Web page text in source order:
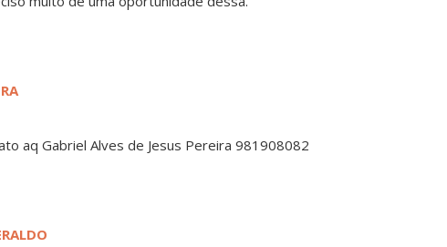
aq Gabriel Alves de Jesus Pereira 981908082